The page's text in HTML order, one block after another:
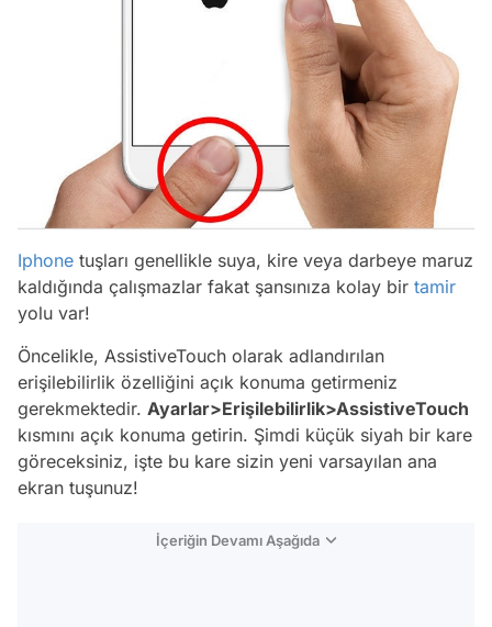
Iphone tuşları genellikle suya, kire veya darbeye maruz
kaldığında çalışmazlar fakat şansınıza kolay bir tamir
yolu var!
Öncelikle, AssistiveTouch olarak adlandırılan
erişilebilirlik özelliğini açık konuma getirmeniz
gerekmektedir. Ayarlar>Erişilebilirlik>AssistiveTouch
kısmını açık konuma getirin. Şimdi küçük siyah bir kare
göreceksiniz, işte bu kare sizin yeni varsayılan ana
ekran tuşunuz!
İçeriğin Devamı Aşağıda